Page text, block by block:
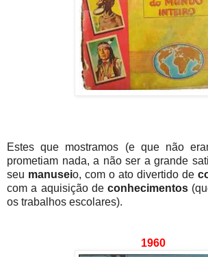
Estes que mostramos (e que não
prometiam nada, a não ser a grande
seu manuseio, com o ato divertido de
com a aquisição de conhecimentos
os trabalhos escolares).
1960